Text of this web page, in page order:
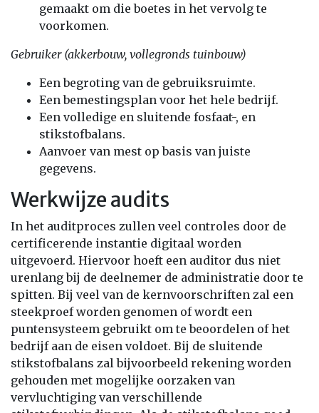
gemaakt om die boetes in het vervolg te
voorkomen.
Gebruiker (akkerbouw, vollegronds tuinbouw)
Een begroting van de gebruiksruimte.
Een bemestingsplan voor het hele bedrijf.
Een volledige en sluitende fosfaat-, en
stikstofbalans.
Aanvoer van mest op basis van juiste
gegevens.
Werkwijze audits
In het auditproces zullen veel controles door de
certificerende instantie digitaal worden
uitgevoerd. Hiervoor hoeft een auditor dus niet
urenlang bij de deelnemer de administratie door te
spitten. Bij veel van de kernvoorschriften zal een
steekproef worden genomen of wordt een
puntensysteem gebruikt om te beoordelen of het
bedrijf aan de eisen voldoet. Bij de sluitende
stikstofbalans zal bijvoorbeeld rekening worden
gehouden met mogelijke oorzaken van
vervluchtiging van verschillende